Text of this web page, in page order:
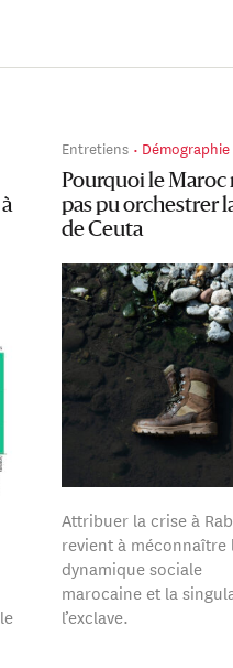
Entretiens Démographie
Pourquoi le Maroc
pas pu orchestrer
de Ceuta
Attribuer la crise à
revient à méconnaître
dynamique sociale
marocaine et la
l’exclave.